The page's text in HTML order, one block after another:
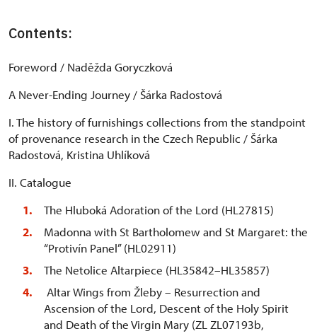
Contents:
Foreword / Naděžda Goryczková
A Never-Ending Journey / Šárka Radostová
I. The history of furnishings collections from the standpoint
of provenance research in the Czech Republic / Šárka
Radostová, Kristina Uhlíková
II. Catalogue
The Hluboká Adoration of the Lord (HL27815)
Madonna with St Bartholomew and St Margaret: the
“Protivín Panel” (HL02911)
The Netolice Altarpiece (HL35842–HL35857)
Altar Wings from Žleby – Resurrection and
Ascension of the Lord, Descent of the Holy Spirit
and Death of the Virgin Mary (ZL ZL07193b,